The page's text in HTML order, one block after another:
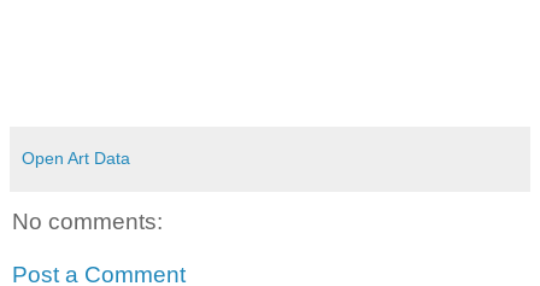
Open Art Data
No comments:
Post a Comment